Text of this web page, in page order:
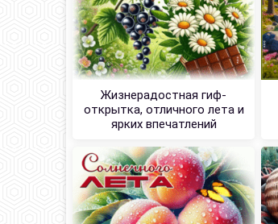
Жизнерадостная гиф-
открытка, отличного лета и
ярких впечатлений